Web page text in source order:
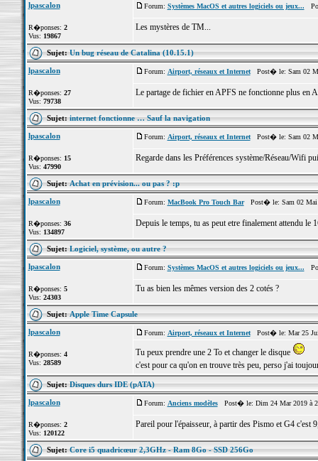
lpascalon
R�ponses: 2
Vus: 19867
Forum: Systèmes MacOS et autres logiciels ou jeux...
Les mystères de TM...
Sujet:Un bug réseau de Catalina (10.15.1)
lpascalon
R�ponses: 27
Vus: 79738
Forum: Airport, réseaux et InternetPost� le: Sam 02
Le partage de fichier en APFS ne fonctionne plus en
Sujet:internet fonctionne … Sauf la navigation
lpascalon
R�ponses: 15
Vus: 47990
Forum: Airport, réseaux et InternetPost� le: Sam 02
Regarde dans les Préférences système/Réseau/Wifi
Sujet:Achat en prévision... ou pas ? :p
lpascalon
R�ponses: 36
Vus: 134897
Forum: MacBook Pro Touch BarPost� le: Sam 02 Mai
Depuis le temps, tu as peut etre finalement attendu le
Sujet:Logiciel, système, ou autre ?
lpascalon
R�ponses: 5
Vus: 24303
Forum: Systèmes MacOS et autres logiciels ou jeux...
Tu as bien les mêmes version des 2 cotés ?
Sujet:Apple Time Capsule
lpascalon
R�ponses: 4
Vus: 28589
Forum: Airport, réseaux et InternetPost� le: Mar 25
Tu peux prendre une 2 To et changer le disque
c'est pour ca qu'on en trouve très peu, perso j'ai
Sujet:Disques durs IDE (pATA)
lpascalon
R�ponses: 2
Vus: 120122
Forum: Anciens modèlesPost� le: Dim 24 Mar 2019 à
Pareil pour l'épaisseur, à partir des Pismo et G4 c'est
Sujet:Core i5 quadricœur 2,3GHz - Ram 8Go - SSD 256Go